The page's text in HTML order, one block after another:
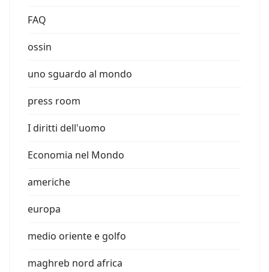
FAQ
ossin
uno sguardo al mondo
press room
I diritti dell'uomo
Economia nel Mondo
americhe
europa
medio oriente e golfo
maghreb nord africa